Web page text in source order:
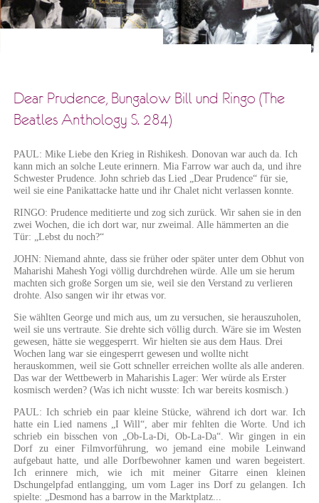
Dear Prudence, Bungalow Bill und Ringo (The
Beatles Anthology S. 284)
PAUL: Mike Liebe den Krieg in Rishikesh. Donovan war auch da. Ich
kann mich an solche Leute erinnern. Mia Farrow war auch da, und ihre
Schwester Prudence. John schrieb das Lied „Dear Prudence“ für sie,
weil sie eine Panikattacke hatte und ihr Chalet nicht verlassen konnte.
RINGO: Prudence meditierte und zog sich zurück. Wir sahen sie in den
zwei Wochen, die ich dort war, nur zweimal. Alle hämmerten an die
Tür: „Lebst du noch?“
JOHN: Niemand ahnte, dass sie früher oder später unter dem Obhut von
Maharishi Mahesh Yogi völlig durchdrehen würde. Alle um sie herum
machten sich große Sorgen um sie, weil sie den Verstand zu verlieren
drohte. Also sangen wir ihr etwas vor.
Sie wählten George und mich aus, um zu versuchen, sie herauszuholen,
weil sie uns vertraute. Sie drehte sich völlig durch. Wäre sie im Westen
gewesen, hätte sie weggesperrt. Wir hielten sie aus dem Haus. Drei
Wochen lang war sie eingesperrt gewesen und wollte nicht
herauskommen, weil sie Gott schneller erreichen wollte als alle anderen.
Das war der Wettbewerb in Maharishis Lager: Wer würde als Erster
kosmisch werden? (Was ich nicht wusste: Ich war bereits kosmisch.)
PAUL: Ich schrieb ein paar kleine Stücke, während ich dort war. Ich
hatte ein Lied namens „I Will“, aber mir fehlten die Worte. Und ich
schrieb ein bisschen von „Ob-La-Di, Ob-La-Da“. Wir gingen in ein
Dorf zu einer Filmvorführung, wo jemand eine mobile Leinwand
aufgebaut hatte, und alle Dorfbewohner kamen und waren begeistert.
Ich erinnere mich, wie ich mit meiner Gitarre einen kleinen
Dschungelpfad entlangging, um vom Lager ins Dorf zu gelangen. Ich
spielte: „Desmond has a barrow in the Marktplatz...